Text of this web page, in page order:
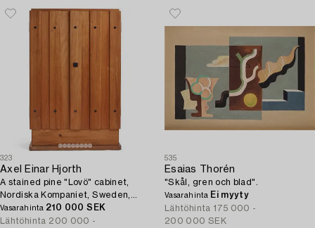
323
Axel Einar Hjorth
A stained pine "Lovö" cabinet,
Nordiska Kompaniet, Sweden,
1930s.
Vasarahinta 210 000 SEK
Lähtöhinta 200 000 -
535
Esaias Thorén
"Skål, gren och blad".
Vasarahinta Ei myyty
Lähtöhinta 175 000 -
200 000 SEK